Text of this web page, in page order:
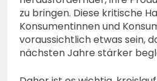
zu bringen. Diese kritische
Konsumentinnen und
voraussichtlich etwas sein,
nächsten Jahre stärker